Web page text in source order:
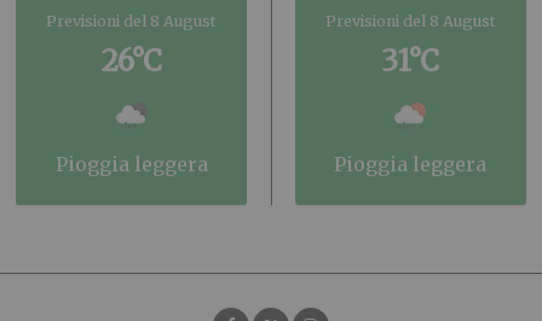
Previsioni del 8 August
26°C
pioggia leggera
Previsioni del 8 August
31°C
pioggia leggera